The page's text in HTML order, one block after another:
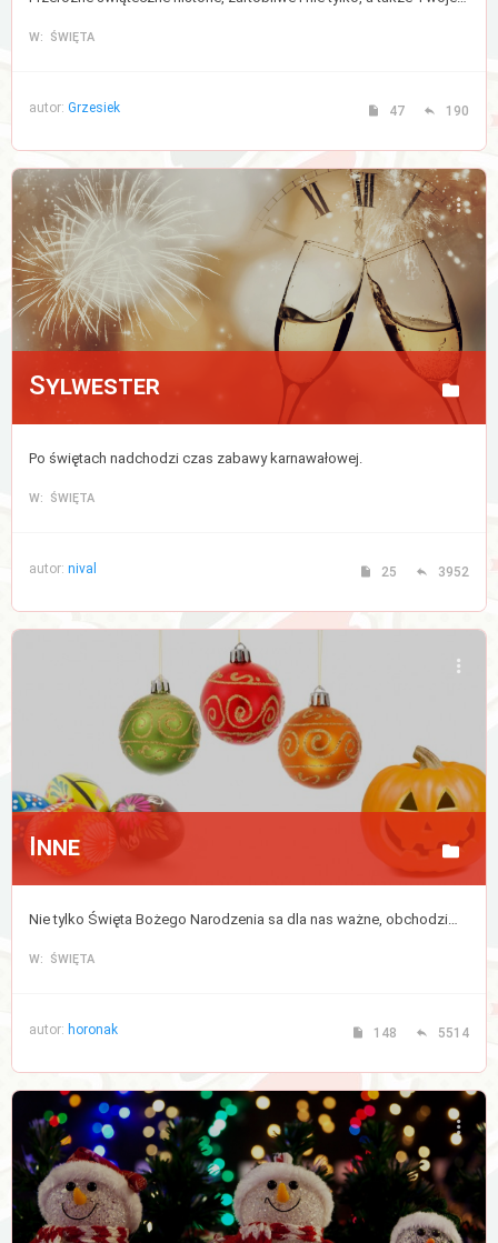
W: ŚWIĘTA
autor: Grzesiek 47 190
Sylwester
Po świętach nadchodzi czas zabawy karnawałowej.
W: ŚWIĘTA
autor: nival 25 3952
Inne
Nie tylko Święta Bożego Narodzenia sa dla nas ważne, obchodzimy także wiele innych świąt w ciągu roku.
W: ŚWIĘTA
autor: horonak 148 5514